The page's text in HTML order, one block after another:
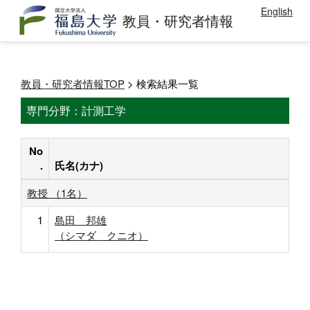
教員・研究者情報 English
教員・研究者情報TOP > 検索結果一覧
専門分野：計測工学
No
.
氏名(カナ)
教授 （1名）
1
島田 邦雄
（シマダ クニオ）